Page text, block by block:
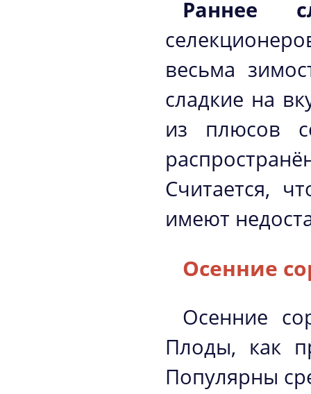
Раннее
весьма
сладкие на
из плюсов
Считается,
имеют
Осенние
Осенние
Плоды, как
Популярны